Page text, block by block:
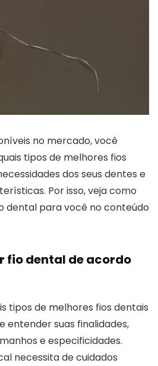
no mercado, você
tipos de melhores fios
dos seus dentes e
Por isso, veja como
dental para você no conteúdo
fio dental de acordo
tipos de melhores fios dentais
entender suas finalidades,
e especificidades.
necessita de cuidados